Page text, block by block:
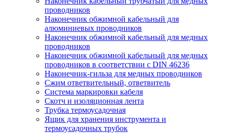
проводников
Наконечник обжимной кабельный для
алюминиевых проводников
Наконечник обжимной кабельный для медных
проводников
Наконечник обжимной кабельный для медных
проводников в соответствии с DIN 46236
Наконечник-гильза для медных проводников
Сжим ответвительный, ответвитель
Система маркировки кабеля
Скотч и изоляционная лента
Трубка термоусадочная
Ящик для хранения инструмента и
термоусадочных трубок